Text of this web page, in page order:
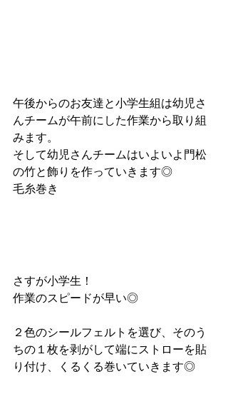
午後からのお友達と小学生組は幼児さ
んチームが午前にした作業から取り組
みます。
そして幼児さんチームはいよいよ門松
の竹と飾りを作っていきます◎
毛糸巻き
さすが小学生！
作業のスピードが早い◎
２色のシールフェルトを選び、そのう
ちの１枚を剥がして端にストローを貼
り付け、くるくる巻いていきます◎